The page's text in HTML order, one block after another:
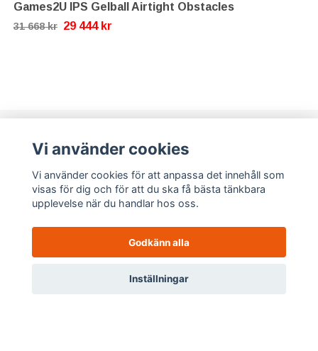
Games2U IPS Gelball Airtight Obstacles
31 668 kr 29 444 kr
Prenumerera på vårt nyhetsbrev, få
rabattkod på 5% för ditt nästa köp!
Vi använder cookies
Vi använder cookies för att anpassa det innehåll som
visas för dig och för att du ska få bästa tänkbara
upplevelse när du handlar hos oss.
Godkänn alla
Inställningar